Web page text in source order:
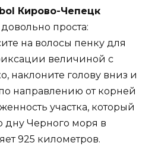
Кирово-Чепецк
проста:
на волосы пенку для
величиной с
наклоните голову вниз и
направлению от корней
участка, который
дну Черного моря в
925 километров.